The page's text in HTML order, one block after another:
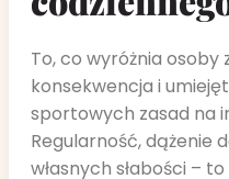
To, co wyróżnia
konsekwencja i
sportowych zasad na
Regularność, dążenie
własnych słabości –